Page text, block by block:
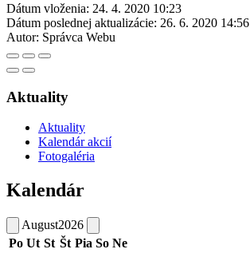
Dátum vloženia: 24. 4. 2020 10:23
Dátum poslednej aktualizácie: 26. 6. 2020 14:56
Autor: Správca Webu
Aktuality
Aktuality
Kalendár akcií
Fotogaléria
Kalendár
August2026
Po Ut St Št Pia So Ne